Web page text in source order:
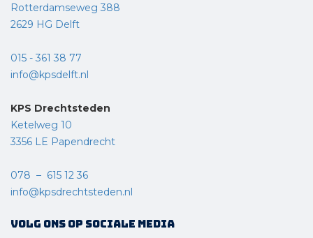
Rotterdamseweg 388
2629 HG Delft
015 - 361 38 77
info@kpsdelft.nl
KPS Drechtsteden
Ketelweg 10
3356 LE Papendrecht
078 – 615 12 36
info@kpsdrechtsteden.nl
Volg ons op sociale media